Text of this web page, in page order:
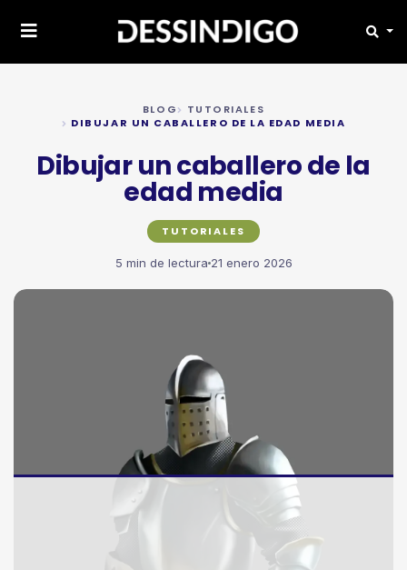
BLOG
TUTORIALES
DIBUJAR UN CABALLERO DE LA EDAD MEDIA
Dibujar un caballero de la
edad media
TUTORIALES
5 min de lectura 21 enero 2026